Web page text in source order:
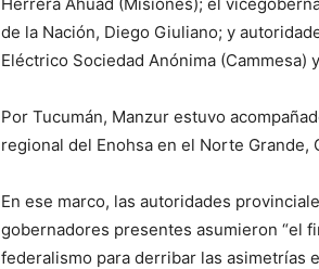
de la Nación, Diego Giuliano; y
Eléctrico Sociedad Anónima (Cammesa)
Por Tucumán, Manzur estuvo
regional del Enohsa en el Norte Grande,
En ese marco, las autoridades
gobernadores presentes asumieron “el
federalismo para derribar las asimetrías